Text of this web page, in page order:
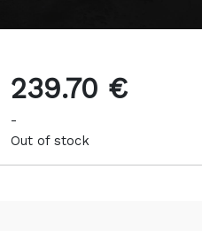
239.70 €
-
Out of stock